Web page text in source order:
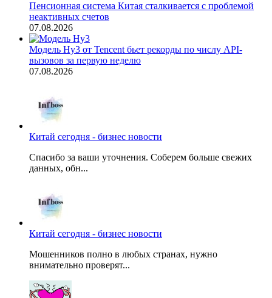
Пенсионная система Китая сталкивается с проблемой
неактивных счетов
07.08.2026
Модель Hy3 от Tencent бьет рекорды по числу API-
вызовов за первую неделю
07.08.2026
Китай сегодня - бизнес новости
Спасибо за ваши уточнения. Соберем больше свежих
данных, обн...
Китай сегодня - бизнес новости
Мошенников полно в любых странах, нужно
внимательно проверят...